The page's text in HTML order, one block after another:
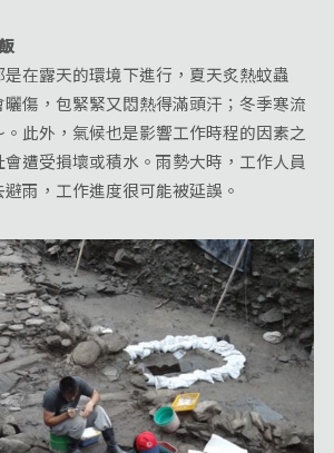
在露天的環境下進行，夏天炙熱蚊蟲
傷，包緊緊又悶熱得滿頭汗；冬季寒流
此外，氣候也是影響工作時程的因素之
遭受損壞或積水。雨勢大時，工作人員
雨，工作進度很可能被延誤。